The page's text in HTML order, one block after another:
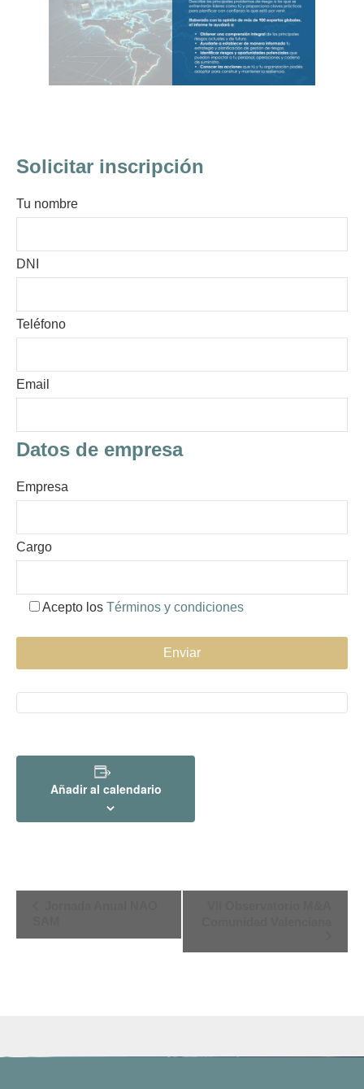
Solicitar inscripción
Tu nombre
DNI
Teléfono
Email
Datos de empresa
Empresa
Cargo
Acepto los Términos y condiciones
Añadir al calendario
del